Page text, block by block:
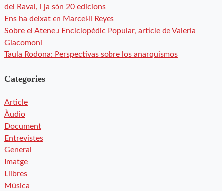
del Raval, i ja són 20 edicions
Ens ha deixat en Marcel·lí Reyes
Sobre el Ateneu Enciclopèdic Popular, article de Valeria
Giacomoni
Taula Rodona: Perspectivas sobre los anarquismos
Categories
Article
Àudio
Document
Entrevistes
General
Imatge
Llibres
Música